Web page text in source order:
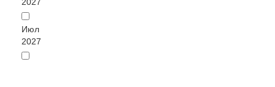
Июл
2027